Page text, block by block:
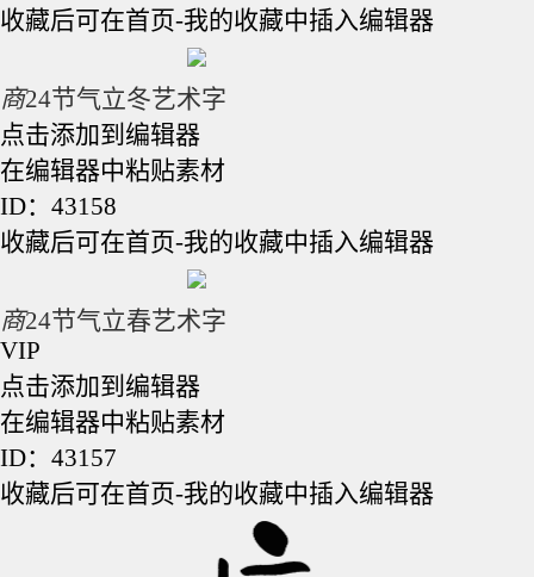
收藏后可在首页-我的收藏中插入编辑器
商24节气立冬艺术字
点击添加到编辑器
在编辑器中粘贴素材
ID：43158
收藏后可在首页-我的收藏中插入编辑器
商24节气立春艺术字
VIP
点击添加到编辑器
在编辑器中粘贴素材
ID：43157
收藏后可在首页-我的收藏中插入编辑器